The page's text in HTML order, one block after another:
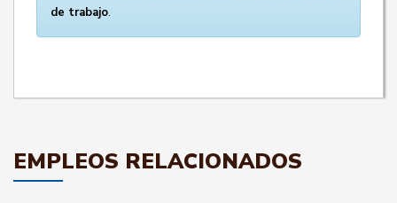
de trabajo.
EMPLEOS RELACIONADOS